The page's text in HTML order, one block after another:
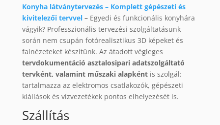
Konyha látványtervezés – Komplett gépészeti és
kivitelezői tervvel– Egyedi és funkcionális konyhára
vágyik? Professzionális tervezési szolgáltatásunk
során nem csupán fotórealisztikus 3D képeket és
falnézeteket készítünk. Az átadott végleges
tervdokumentáció asztalosipari adatszolgáltató
tervként, valamint műszaki alapként is szolgál:
tartalmazza az elektromos csatlakozók, gépészeti
kiállások és vízvezetékek pontos elhelyezését is.
Szállítás